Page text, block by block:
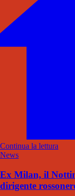
Continua la lettura
News
Ex Milan, il
dirigente